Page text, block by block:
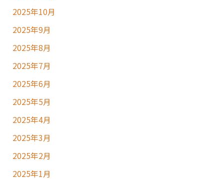
2025年10月
2025年9月
2025年8月
2025年7月
2025年6月
2025年5月
2025年4月
2025年3月
2025年2月
2025年1月